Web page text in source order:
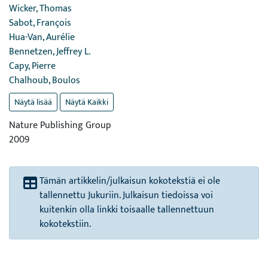
Wicker, Thomas
Sabot, François
Hua-Van, Aurélie
Bennetzen, Jeffrey L.
Capy, Pierre
Chalhoub, Boulos
Näytä lisää Näytä Kaikki
Nature Publishing Group
2009
Tämän artikkelin/julkaisun kokotekstiä ei ole
tallennettu Jukuriin. Julkaisun tiedoissa voi
kuitenkin olla linkki toisaalle tallennettuun
kokotekstiin.